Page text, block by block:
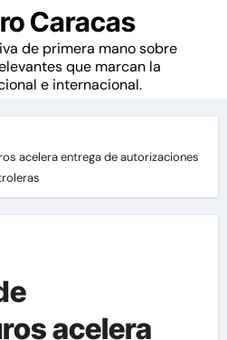
Caracas
de primera mano sobre
que marcan la
e internacional.
acelera entrega de autorizaciones
acelera